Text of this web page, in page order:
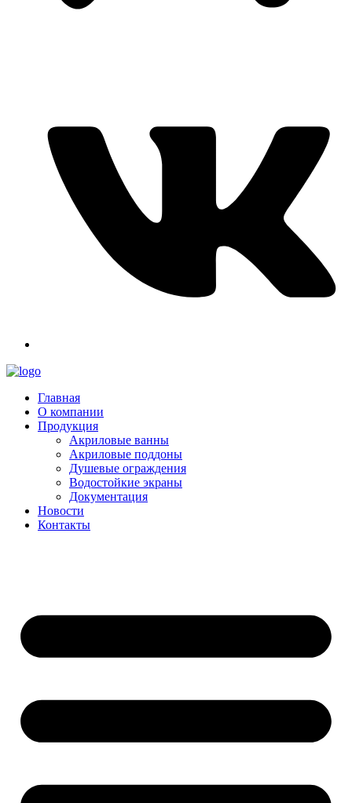
Главная
О компании
Продукция
Акриловые ванны
Акриловые поддоны
Душевые ограждения
Водостойкие экраны
Документация
Новости
Контакты